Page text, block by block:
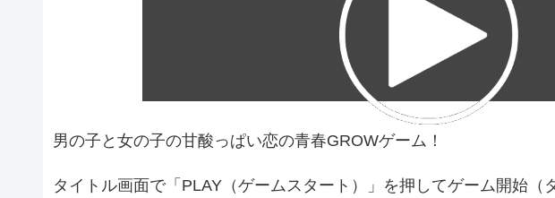
男の子と女の子の甘酸っぱい恋の青春GROWゲーム！
タイトル画面で「PLAY（ゲームスタート）」を押してゲーム開始（